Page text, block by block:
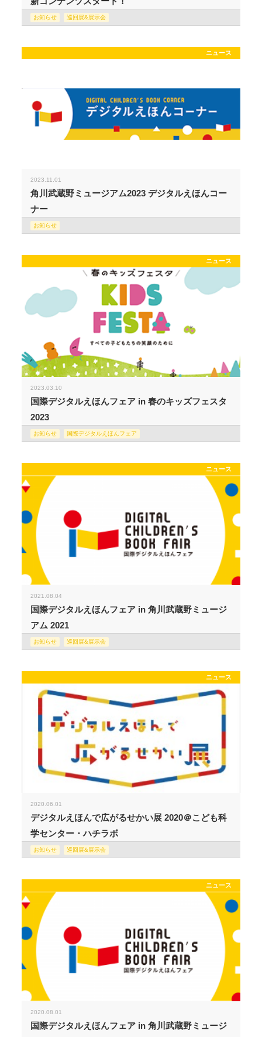
お知らせ 巡回展&展示会
ニュース
2023.11.01
角川武蔵野ミュージアム2023 デジタルえほんコー
ナー
お知らせ
ニュース
2023.03.10
国際デジタルえほんフェア in 春のキッズフェスタ
2023
お知らせ 国際デジタルえほんフェア
ニュース
2021.08.04
国際デジタルえほんフェア in 角川武蔵野ミュージ
アム 2021
お知らせ 巡回展&展示会
ニュース
2020.06.01
デジタルえほんで広がるせかい展 2020＠こども科
学センター・ハチラボ
お知らせ 巡回展&展示会
ニュース
2020.08.01
国際デジタルえほんフェア in 角川武蔵野ミュージ